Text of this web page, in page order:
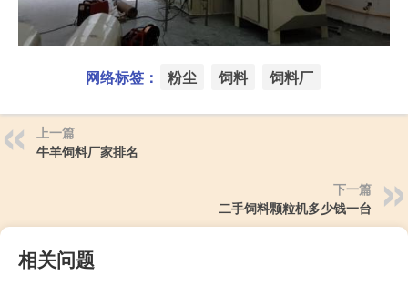
网络标签： 粉尘 饲料 饲料厂
上一篇
牛羊饲料厂家排名
下一篇
二手饲料颗粒机多少钱一台
相关问题